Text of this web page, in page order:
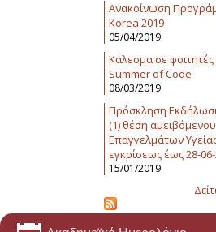
Ανακοίνωση
Korea 2019
05/04/2019
Κάλεσμα σε
Summer of Code
08/03/2019
Πρόσκληση
(1) θέση
Επαγγελμάτων
εγκρίσεως έως 28-
15/01/2019